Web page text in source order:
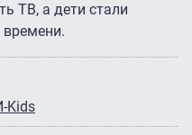
ТВ, а дети стали
Kids